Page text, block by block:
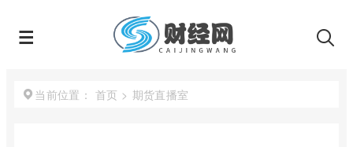
当前位置： 首页 > 期货直播室